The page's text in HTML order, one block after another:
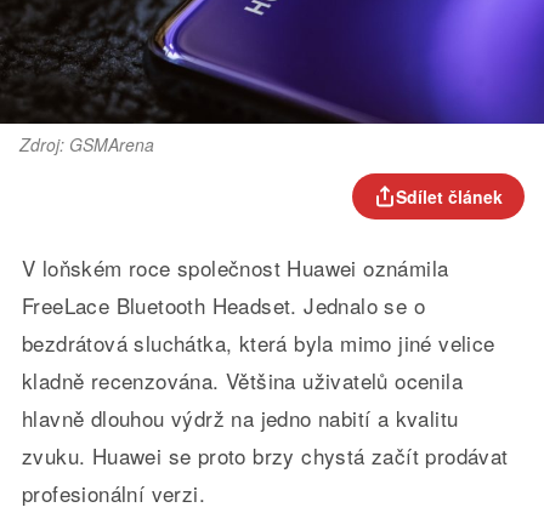
Zdroj: GSMArena
Sdílet článek
V loňském roce společnost Huawei oznámila
FreeLace Bluetooth Headset. Jednalo se o
bezdrátová sluchátka, která byla mimo jiné velice
kladně recenzována. Většina uživatelů ocenila
hlavně dlouhou výdrž na jedno nabití a kvalitu
zvuku. Huawei se proto brzy chystá začít prodávat
profesionální verzi.